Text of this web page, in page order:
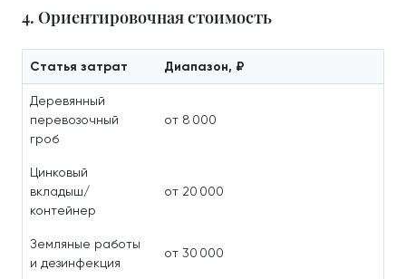
4. Ориентировочная стоимость
Статья затрат Диапазон, ₽
Деревянный
перевозочный
гроб
от 8 000
Цинковый
вкладыш/
контейнер
от 20 000
Земляные работы
и дезинфекция
от 30 000